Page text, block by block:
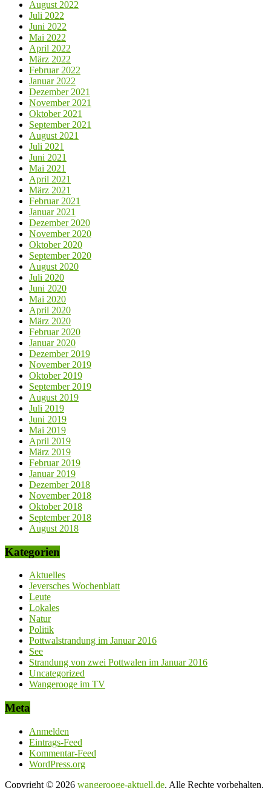
August 2022
Juli 2022
Juni 2022
Mai 2022
April 2022
März 2022
Februar 2022
Januar 2022
Dezember 2021
November 2021
Oktober 2021
September 2021
August 2021
Juli 2021
Juni 2021
Mai 2021
April 2021
März 2021
Februar 2021
Januar 2021
Dezember 2020
November 2020
Oktober 2020
September 2020
August 2020
Juli 2020
Juni 2020
Mai 2020
April 2020
März 2020
Februar 2020
Januar 2020
Dezember 2019
November 2019
Oktober 2019
September 2019
August 2019
Juli 2019
Juni 2019
Mai 2019
April 2019
März 2019
Februar 2019
Januar 2019
Dezember 2018
November 2018
Oktober 2018
September 2018
August 2018
Kategorien
Aktuelles
Jeversches Wochenblatt
Leute
Lokales
Natur
Politik
Pottwalstrandung im Januar 2016
See
Strandung von zwei Pottwalen im Januar 2016
Uncategorized
Wangerooge im TV
Meta
Anmelden
Eintrags-Feed
Kommentar-Feed
WordPress.org
Copyright © 2026 wangerooge-aktuell.de. Alle Rechte vorbehalten.